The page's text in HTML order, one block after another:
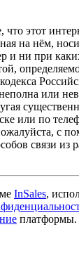
этот
на нём,
и ни при
или
или по
с
связи из
InSales,
платформы.